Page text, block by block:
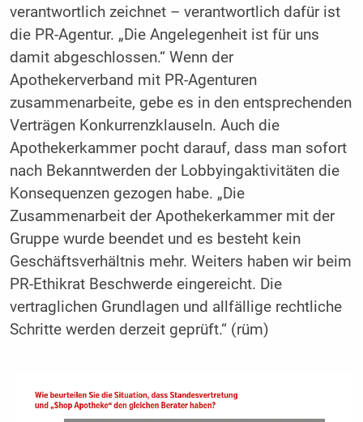
verantwortlich zeichnet – verantwortlich dafür ist
die PR-Agentur. „Die Angelegenheit ist für uns
damit abgeschlossen.“ Wenn der
Apothekerverband mit PR-Agenturen
zusammenarbeite, gebe es in den entsprechenden
Verträgen Konkurrenzklauseln. Auch die
Apothekerkammer pocht darauf, dass man sofort
nach Bekanntwerden der Lobbyingaktivitäten die
Konsequenzen gezogen habe. „Die
Zusammenarbeit der Apothekerkammer mit der
Gruppe wurde beendet und es besteht kein
Geschäftsverhältnis mehr. Weiters haben wir beim
PR-Ethikrat Beschwerde eingereicht. Die
vertraglichen Grundlagen und allfällige rechtliche
Schritte werden derzeit geprüft.“ (rüm)